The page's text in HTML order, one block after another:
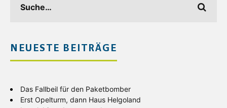
NEUESTE BEITRÄGE
Das Fallbeil für den Paketbomber
Erst Opelturm, dann Haus Helgoland